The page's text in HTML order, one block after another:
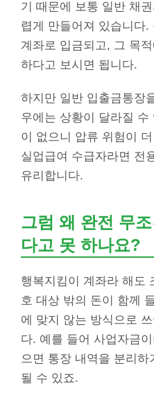
기 때문에 보통 일반 채
렵게 만들어져 있습니다
계좌로 입금되고, 그 목
하다고 보시면 됩니다.
하지만 일반 입출금통장
우에는 상황이 달라질
이 없으니 압류 위험이
실업급여 수급자라면 전
유리합니다.
그럼 왜 완전 무
다고 못 하나요?
행복지킴이 계좌라 해도
호 대상 밖의 돈이 함께
에 맞지 않는 방식으로
다. 예를 들어 사업자금
으면 통장 내역을 분리하
될 수 있죠.